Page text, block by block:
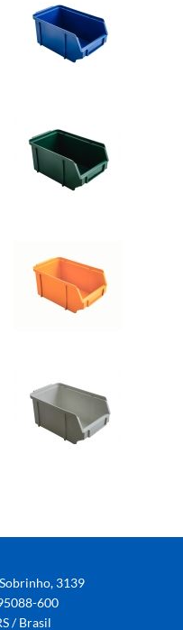
3139
600
/ Brasil